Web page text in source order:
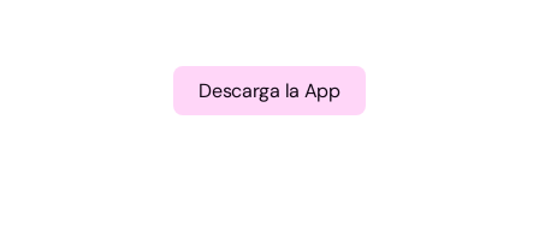
Descarga la App